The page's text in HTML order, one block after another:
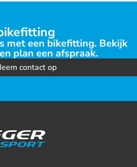
met een bikefitting. Bekijk
plan een afspraak.
contact op